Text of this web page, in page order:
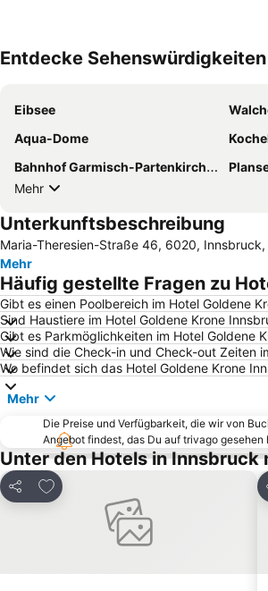
Entdecke
Eibsee
Aqua-Dome
Bahnhof Garmisch-Partenkirchen
Mehr
Unterkunftsbeschreibung
Maria-Theresien-Straße 46, 6020,
Mehr
Häufig gestellte Fragen zu
Gibt es einen Poolbereich im Hotel Goldene
Sind Haustiere im Hotel Goldene Krone
Gibt es Parkmöglichkeiten im Hotel Goldene
Wie sind die Check-in und Check-out Zeiten
Wo befindet sich das Hotel Goldene Krone
Mehr
Die Preise und Verfügbarkeit, die wir von
Angebot findest, das Du auf trivago
Unter den Hotels in
Teilen
Zu Favoriten hinzufügen